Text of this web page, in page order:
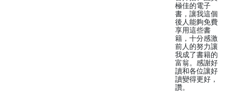
極佳的電子
書，讓我這個
後人能夠免費
享用這些書
籍，十分感激
前人的努力讓
我成了書籍的
富翁。感謝好
讀和各位讓好
讀變得更好，
讚。